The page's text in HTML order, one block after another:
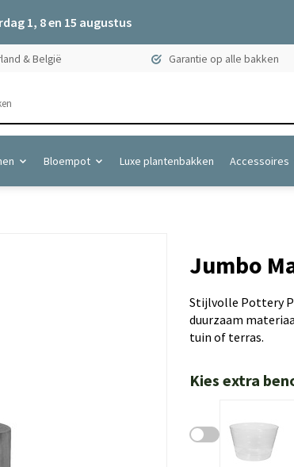
1, 8 en 15 augustus
& België Garantie op alle bakken
Bloempot Luxe plantenbakken Accessoires
Jumbo
Stijlvolle Pottery
duurzaam
tuin of terras.
Kies extra